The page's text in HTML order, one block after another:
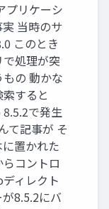
プリケーシ
当時のサ
このとき
処理が突
の 動かな
すると
8.5.2で発生
て記事が そ
置かれた
コントロ
ィレクト
8.5.2にバ